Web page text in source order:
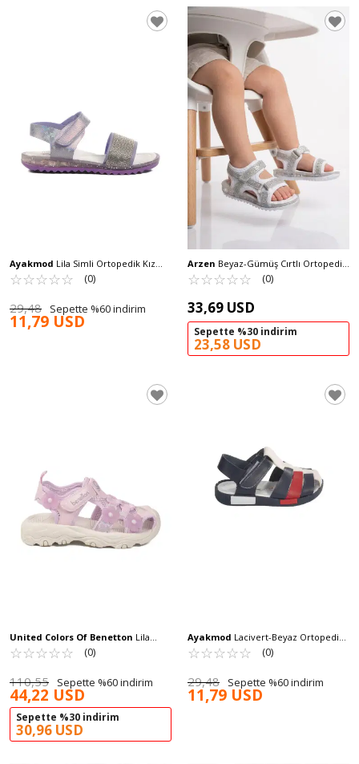
Ayakmod Lila Simli Ortopedik Kız
Çocuk Sandalet 24-408 P
☆☆☆☆☆
★★★★★ (0)
29,48 Sepette %60 indirim
11,79 USD
Arzen Beyaz-Gümüş Cırtlı Ortopedik
Bebek Sandalet 25T104 B
☆☆☆☆☆
★★★★★ (0)
33,69 USD
Sepette %30 indirim
23,58 USD
United Colors Of Benetton Lila
Cırtlı Hafif Kız Çocuk Sandalet BNI-
11408 P
☆☆☆☆☆
★★★★★ (0)
110,55 Sepette %60 indirim
44,22 USD
Sepette %30 indirim
30,96 USD
Ayakmod Lacivert-Beyaz Ortopedik
Bebek Sandalet 004 B
☆☆☆☆☆
★★★★★ (0)
29,48 Sepette %60 indirim
11,79 USD